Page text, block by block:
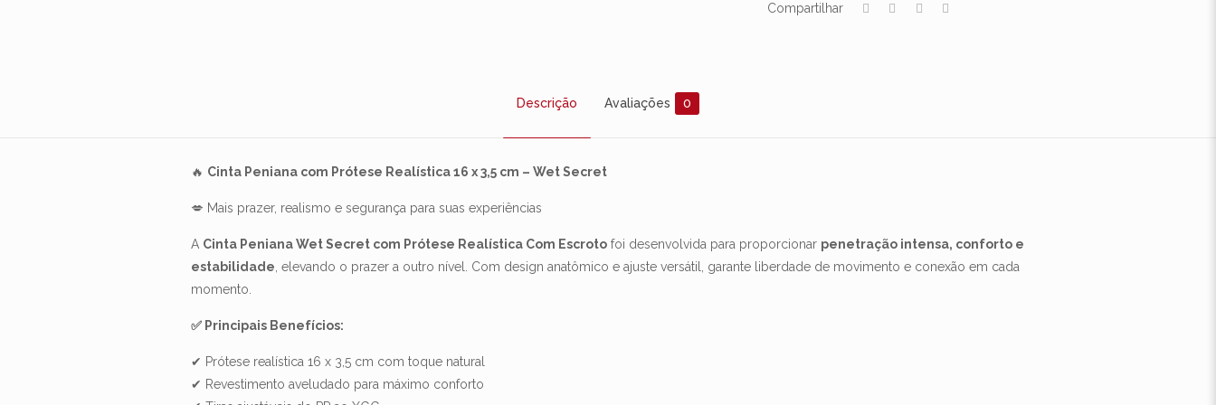
Compartilhar
Descrição Avaliações 0
🔥 Cinta Peniana com Prótese Realística 16 x 3,5 cm – Wet Secret
💋 Mais prazer, realismo e segurança para suas experiências
A Cinta Peniana Wet Secret com Prótese Realística Com Escroto foi desenvolvida para proporcionar penetração intensa, conforto e
estabilidade , elevando o prazer a outro nível. Com design anatômico e ajuste versátil, garante liberdade de movimento e conexão em cada
momento.
✅ Principais Benefícios:
✔ Prótese realística 16 x 3,5 cm com toque natural
✔ Revestimento aveludado para máximo conforto